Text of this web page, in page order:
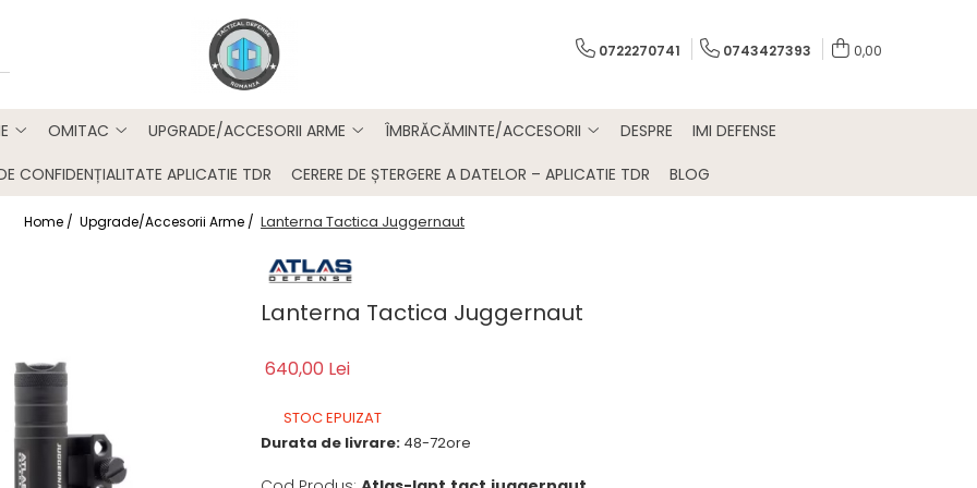
0722270741 0743427393 0,00
OMITAC UPGRADE/ACCESORII ARME ÎMBRĂCĂMINTE/ACCESORII DESPRE
IMI DEFENSE
CONFIDENȚIALITATE APLICATIE TDR CERERE DE ȘTERGERE A DATELOR – APLICATIE TDR BLOG
Home / Upgrade/Accesorii Arme / Lanterna Tactica Juggernaut
Lanterna Tactica Juggernaut
640,00 Lei
STOC EPUIZAT
Durata de livrare: 48-72ore